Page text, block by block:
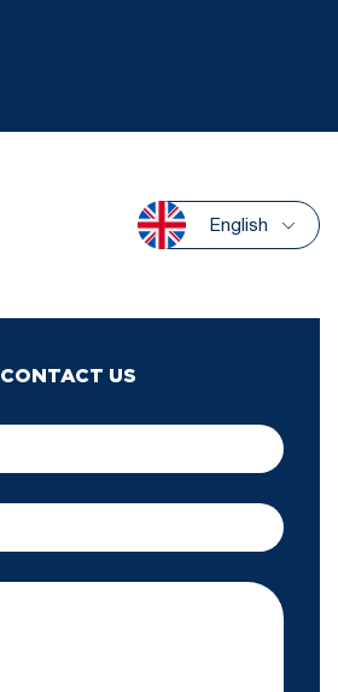
English
CONTACT US